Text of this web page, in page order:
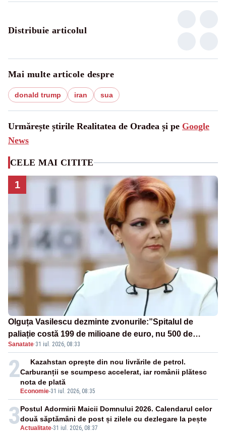
Distribuie articolul
Mai multe articole despre
donald trump iran sua
Urmărește știrile Realitatea de Oradea și pe Google
News
CELE MAI CITITE
1
Olguța Vasilescu dezminte zvonurile:”Spitalul de
paliație costă 199 de milioane de euro, nu 500 de
milioane”
Sanatate·31 iul. 2026, 08:33
2
Economie-31 iul. 2026, 08:35
Kazahstan oprește din nou livrările de petrol.
Carburanții se scumpesc accelerat, iar românii plătesc
nota de plată
3Actualitate-31 iul. 2026, 08:37
Postul Adormirii Maicii Domnului 2026. Calendarul celor
două săptămâni de post și zilele cu dezlegare la pește